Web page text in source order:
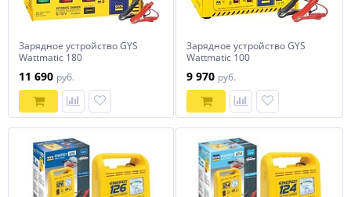
Зарядное устройство GYS
Wattmatic 180
11 690 руб.
Зарядное устройство GYS
Wattmatic 100
9 970 руб.